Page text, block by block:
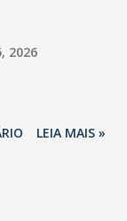
2026
LEIA MAIS »